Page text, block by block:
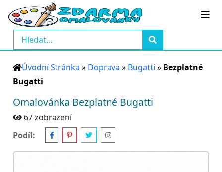
Úvodní Stránka » Doprava » Bugatti » Bezplatné
Bugatti
Omalovánka Bezplatné Bugatti
67 zobrazení
Podíl: